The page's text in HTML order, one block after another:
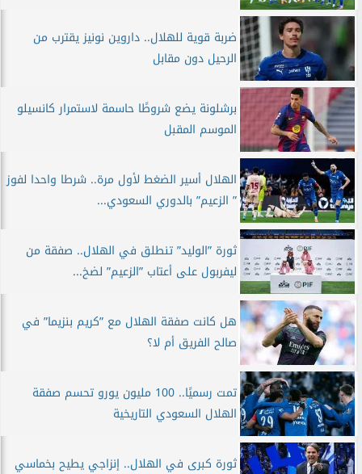
ضربة قوية للهلال.. داروين نونيز يقترب من
الرحيل دون مقابل
برشلونة يضع شروطًا حاسمة لاستمرار كانسيلو
الموسم المقبل
الهلال أسير الضغط لأول مرة.. شرطا واحدا لفوز
” الزعيم” بالدوري السعودي...
ثورة ”الوليد” تنطلق في الهلال.. صفقة من
ليفربول على أعتاب ”الزعيم” لضخ...
هل كانت صفقة الهلال مع ”كريم بنزيما” في
صالح الفريق أم لا؟
تمت رسميًا.. 100 مليون يورو تحسم صفقة
الهلال السعودي التاريخية
ثورة كبرى في الهلال.. إنزاجي يطيح بخماسي